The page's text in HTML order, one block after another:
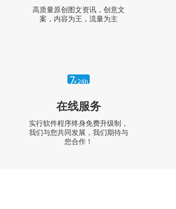
高质量原创图文资讯，创意文
案，内容为王，流量为主
在线服务
实行软件程序终身免费升级制，
我们与您共同发展，我们期待与
您合作！